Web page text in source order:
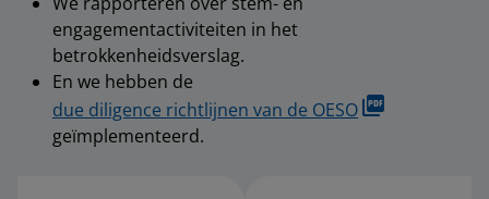
engagementactiviteiten in het
betrokkenheidsverslag.
En we hebben de
due diligence richtlijnen van de OESO
geïmplementeerd.